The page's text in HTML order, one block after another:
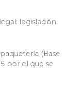
legislación
(Base
por el que se